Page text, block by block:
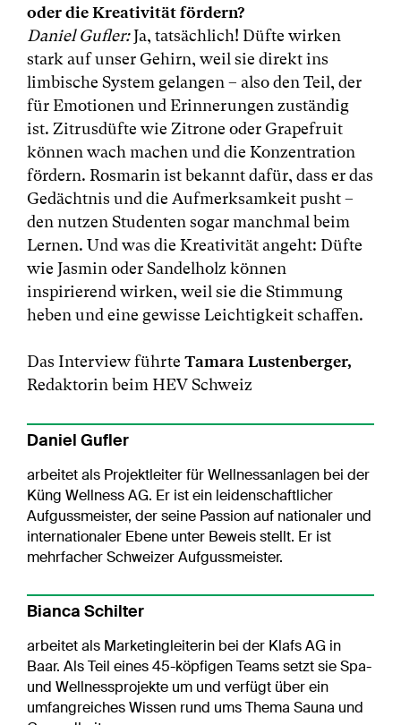
oder die Kreativität fördern?
Daniel Gufler:Ja, tatsächlich! Düfte wirken
stark auf unser Gehirn, weil sie direkt ins
limbische System gelangen – also den Teil, der
für Emotionen und Erinnerungen zuständig
ist. Zitrusdüfte wie Zitrone oder Grapefruit
können wach machen und die Konzentration
fördern. Rosmarin ist bekannt dafür, dass er das
Gedächtnis und die Aufmerksamkeit pusht –
den nutzen Studenten sogar manchmal beim
Lernen. Und was die Kreativität angeht: Düfte
wie Jasmin oder Sandelholz können
inspirierend wirken, weil sie die Stimmung
heben und eine gewisse Leichtigkeit schaffen.
Das Interview führte Tamara Lustenberger,
Redaktorin beim HEV Schweiz
Daniel Gufler
arbeitet als Projektleiter für Wellnessanlagen bei der
Küng Wellness AG. Er ist ein leidenschaftlicher
Aufgussmeister, der seine Passion auf nationaler und
internationaler Ebene unter Beweis stellt. Er ist
mehrfacher Schweizer Aufgussmeister.
Bianca Schilter
arbeitet als Marketingleiterin bei der Klafs AG in
Baar. Als Teil eines 45-köpfigen Teams setzt sie Spa-
und Wellnessprojekte um und verfügt über ein
umfangreiches Wissen rund ums Thema Sauna und